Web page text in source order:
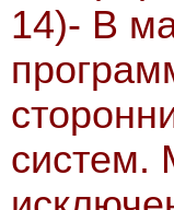
14)- В
систем.